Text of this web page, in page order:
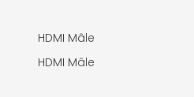
HDMI Mâle
HDMI Mâle